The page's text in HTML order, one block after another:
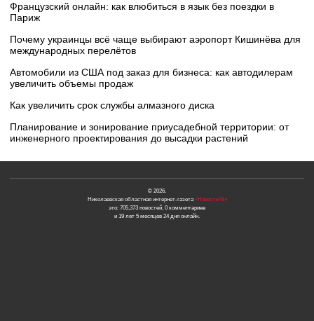
Французский онлайн: как влюбиться в язык без поездки в
Париж
Почему украинцы всё чаще выбирают аэропорт Кишинёва для
международных перелётов
Автомобили из США под заказ для бизнеса: как автодилерам
увеличить объемы продаж
Как увеличить срок службы алмазного диска
Планирование и зонирование приусадебной территории: от
инженерного проектирования до высадки растений
© 2026.
Николаевская областная интернет-газета«Новости N»
это: 705,373 новостей, 0 комментариев
и 19 лет 5 месяцев 24 дня онлайн.